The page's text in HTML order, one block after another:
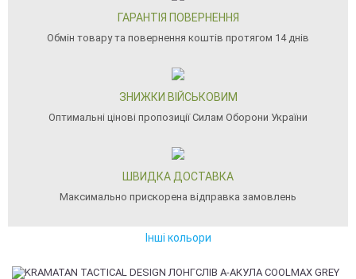
ГАРАНТІЯ ПОВЕРНЕННЯ
Обмін товару та повернення коштів протягом 14 днів
ЗНИЖКИ ВІЙСЬКОВИМ
Оптимальні цінові пропозиції Силам Оборони України
ШВИДКА ДОСТАВКА
Максимально прискорена відправка замовлень
Інші кольори